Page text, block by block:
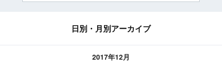
日別・月別アーカイブ
2017年12月